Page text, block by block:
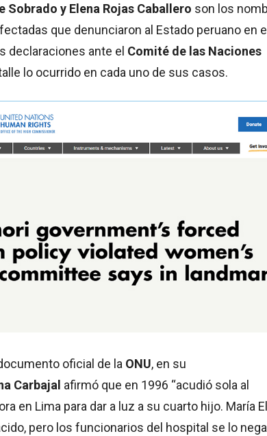
Sobrado y Elena Rojas Caballero son los
que denunciaron al Estado peruano en
declaraciones ante el Comité de las Naciones
lo ocurrido en cada uno de sus casos.
oficial de la ONU, en su
Carbajal afirmó que en 1996 “acudió sola al
en Lima para dar a luz a su cuarto hijo. María
pero los funcionarios del hospital se lo